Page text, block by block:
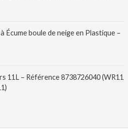
Écume boule de neige en Plastique –
11L – Référence 8738726040 (WR11